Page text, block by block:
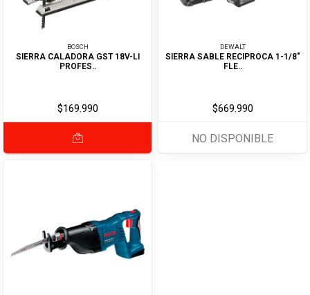
BOSCH
SIERRA CALADORA GST 18V-LI
PROFES..
$169.990
DEWALT
SIERRA SABLE RECIPROCA 1-1/8"
FLE..
$669.990
NO DISPONIBLE